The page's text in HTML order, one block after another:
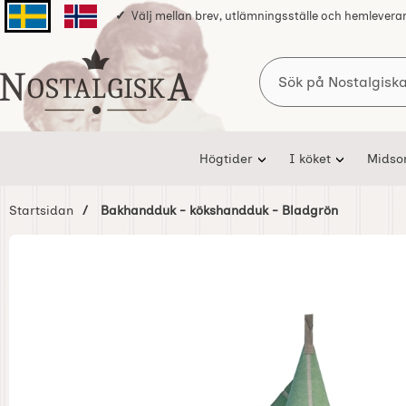
Svenska sidanNorska sidan
Välj mellan brev, utlämningsställe och
Startsidan för Nostalgiska
Sök
Högtider I köket
Startsidan Bakhandduk - kökshandduk - Bladgrön